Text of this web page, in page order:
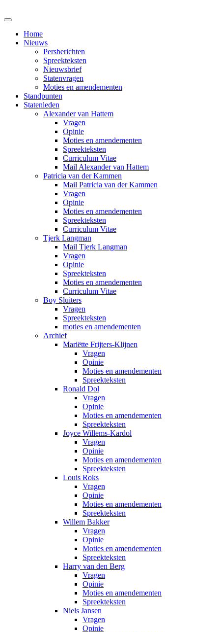
Home
Nieuws
Persberichten
Spreekteksten
Nieuwsbrief
Statenvragen
Moties en amendementen
Standpunten
Statenleden
Alexander van Hattem
Vragen
Opinie
Moties en amendementen
Spreekteksten
Curriculum Vitae
Mail Alexander van Hattem
Patricia van der Kammen
Mail Patricia van der Kammen
Vragen
Opinie
Moties en amendementen
Spreekteksten
Curriculum Vitae
Tjerk Langman
Mail Tjerk Langman
Vragen
Opinie
Spreekteksten
Moties en amendementen
Curriculum Vitae
Boy Sluiters
Vragen
Spreekteksten
moties en amendementen
Archief
Mariëtte Frijters-Klijnen
Vragen
Opinie
Moties en amendementen
Spreekteksten
Ronald Dol
Vragen
Opinie
Moties en amendementen
Spreekteksten
Joyce Willems-Kardol
Vragen
Opinie
Moties en amendementen
Spreekteksten
Louis Roks
Vragen
Opinie
Moties en amendementen
Spreekteksten
Willem Bakker
Vragen
Opinie
Moties en amendementen
Spreekteksten
Harry van den Berg
Vragen
Opinie
Moties en amendementen
Spreekteksten
Niels Jansen
Vragen
Opinie